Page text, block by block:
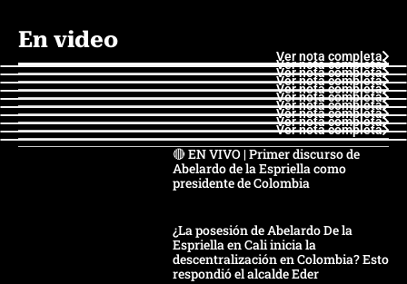
En video
Ver nota completa
Ver nota completa
Ver nota completa
Ver nota completa
Ver nota completa
Ver nota completa
Ver nota completa
Ver nota completa
Ver nota completa
Ver nota completa
🔴 EN VIVO | Primer discurso de
Abelardo de la Espriella como
presidente de Colombia
¿La posesión de Abelardo De la
Espriella en Cali inicia la
descentralización en Colombia? Esto
respondió el alcalde Eder